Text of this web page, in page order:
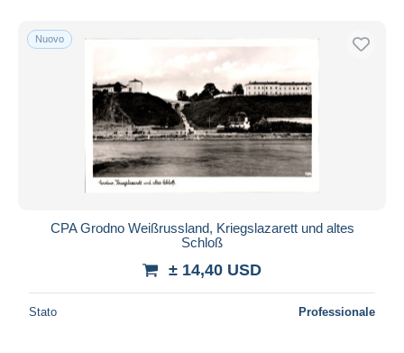
Nuovo
CPA Grodno Weißrussland, Kriegslazarett und altes
Schloß
± 14,40 USD
Stato Professionale